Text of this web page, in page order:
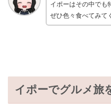
イポーはその中でも
ぜひ色々食べてみて
イポーでグルメ旅